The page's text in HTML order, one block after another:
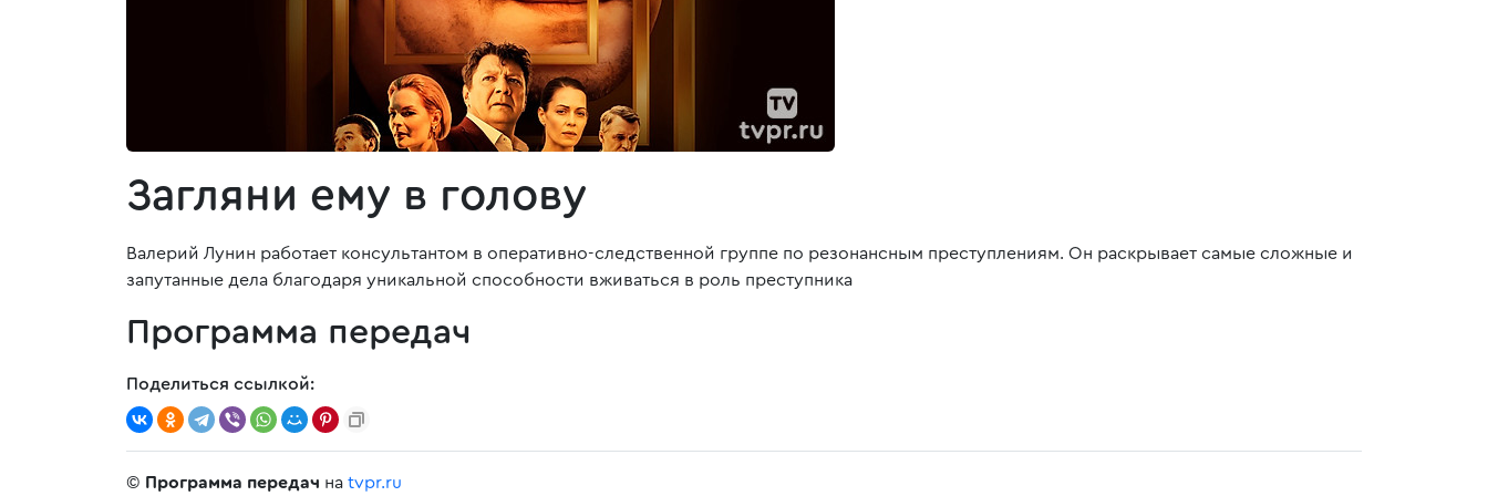
Загляни ему в голову
Валерий Лунин работает консультантом в оперативно-следственной группе по резонансным преступлениям. Он раскрывает самые сложные и
запутанные дела благодаря уникальной способности вживаться в роль преступника
Программа передач
Поделиться ссылкой:
© Программа передач на tvpr.ru